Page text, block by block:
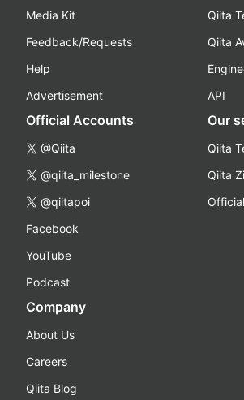
Media Kit
Feedback/Requests
Help
Advertisement
Qiita
Qiita
API
Official Accounts
@Qiita
@qiita_milestone
@qiitapoi
Facebook
YouTube
Podcast
Our
Qiita
Qiita
Company
About Us
Careers
Qiita Blog